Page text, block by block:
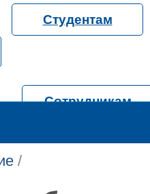
Студентам
Сотрудникам
/